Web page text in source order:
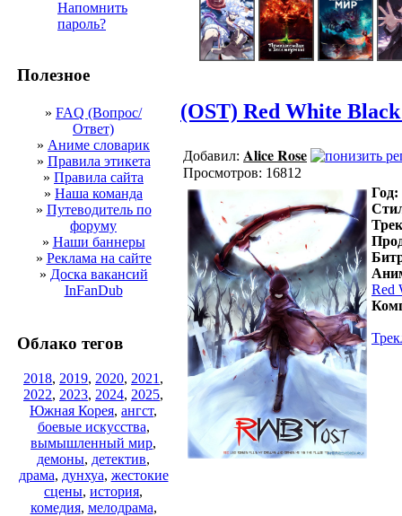
Напомнить
пароль?
Полезное
» FAQ (Вопрос/
Ответ)
» Аниме словарик
» Правила этикета
» Правила сайта
» Наша команда
» Путеводитель по
форуму
» Наши баннеры
» Реклама на сайте
» Доска вакансий
InFanDub
Облако тегов
2018, 2019, 2020, 2021 ,
2022, 2023, 2024, 2025,
Южная Корея, ангст,
боевые искусства,
вымышленный мир,
демоны, детектив,
драма, дунхуа, жестокие
сцены, история,
комедия, мелодрама,
(OST) Red White
Добавил: Alice Rose
Просмотров: 16812
Год:
Red